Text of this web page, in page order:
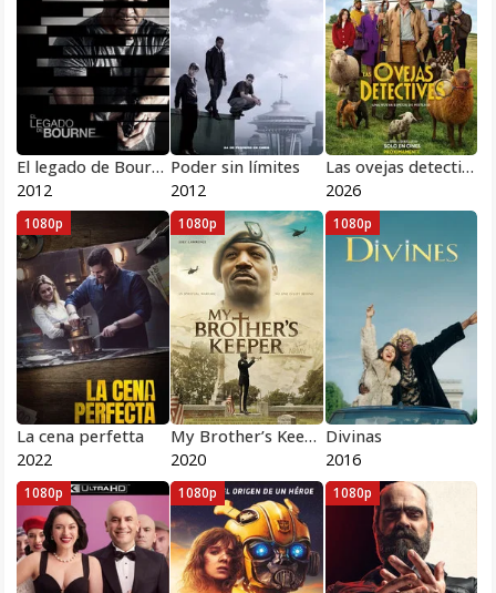
El legado de Bourne
2012
Poder sin límites
2012
Las ovejas detectives 2026
2026
La cena perfetta
2022
1080p
My Brother’s Keeper
2020
1080p
Divinas
2016
1080p
1080p 1080p 1080p